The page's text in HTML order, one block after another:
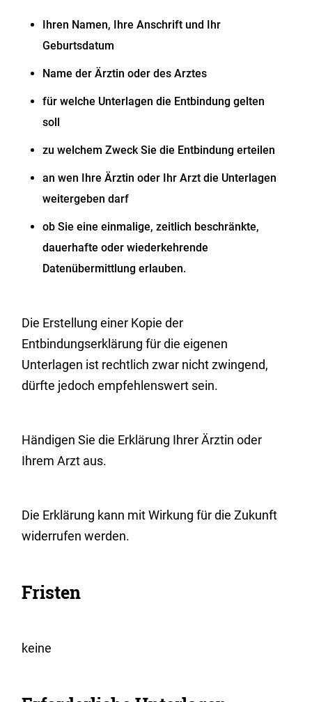
Ihren Namen, Ihre Anschrift und Ihr
Geburtsdatum
Name der Ärztin oder des Arztes
für welche Unterlagen die Entbindung gelten
soll
zu welchem Zweck Sie die Entbindung erteilen
an wen Ihre Ärztin oder Ihr Arzt die Unterlagen
weitergeben darf
ob Sie eine einmalige, zeitlich beschränkte,
dauerhafte oder wiederkehrende
Datenübermittlung erlauben.
Die Erstellung einer Kopie der
Entbindungserklärung für die eigenen
Unterlagen ist rechtlich zwar nicht zwingend,
dürfte jedoch empfehlenswert sein.
Händigen Sie die Erklärung Ihrer Ärztin oder
Ihrem Arzt aus.
Die Erklärung kann mit Wirkung für die Zukunft
widerrufen werden.
Fristen
keine